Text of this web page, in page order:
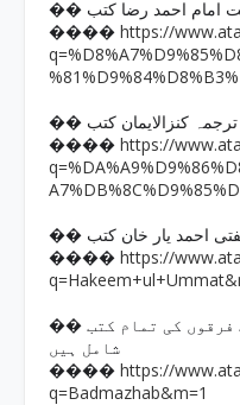
امام احمد رضا کتب
���� https://
ترجمہ کنزالایمان کتب
���� https://
احمد یار خان کتب
���� https://
�� رد بدمذہب کتب جس میں مختلف فرقوں کی تمام کتب
شامل ہیں
���� https://
q=Badmazhab&m=1